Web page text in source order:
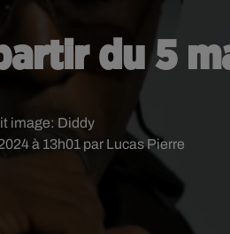
du 5
à 13h01 par Lucas Pierre
image: Diddy